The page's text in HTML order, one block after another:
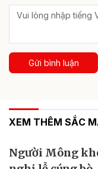
Gửi bình luận
XEM THÊM SẮC
Người Mông